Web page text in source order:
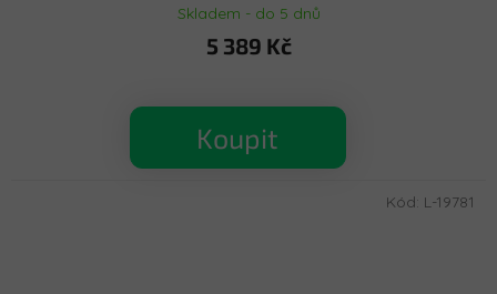
Skladem - do 5 dnů
5 389 Kč
Koupit
Kód: L-19781